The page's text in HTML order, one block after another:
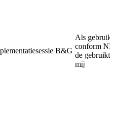
B&G
Als
conform
de
mij